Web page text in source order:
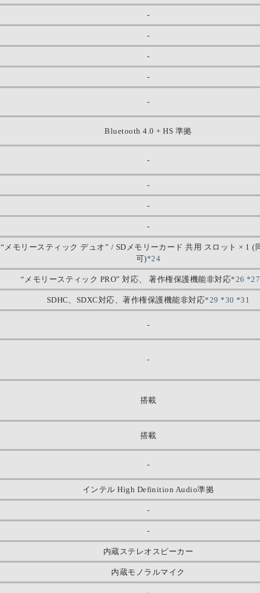
-
-
-
-
-
Bluetooth 4.0 + HS 準拠
-
-
-
-
“メモリースティック デュオ” / SDメモリーカード 共用 スロット × 1 (
可)*24
“メモリースティック PRO” 対応、 著作権保護機能非対応*26 *27
SDHC、SDXC対応、著作権保護機能非対応*29 *30 *31
-
-
搭載
搭載
-
インテル High Definition Audio準拠
-
-
内蔵ステレオスピーカー
内蔵モノラルマイク